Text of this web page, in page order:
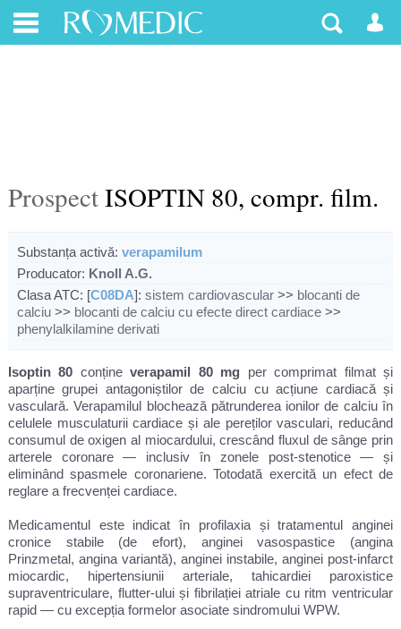
ProspectISOPTIN 80, compr. film.
Substanța activă: verapamilum
Producator: Knoll A.G.
Clasa ATC: [C08DA]: sistem cardiovascular>> blocanti de
calciu>> blocanti de calciu cu efecte direct cardiace>>
phenylalkilamine derivati
Isoptin 80 conțineverapamil 80 mg per comprimat filmat și
aparține grupei antagoniștilor de calciu cu acțiune cardiacă și
vasculară. Verapamilul blochează pătrunderea ionilor de calciu în
celulele musculaturii cardiace și ale pereților vasculari, reducând
consumul de oxigen al miocardului, crescând fluxul de sânge prin
arterele coronare — inclusiv în zonele post-stenotice — și
eliminând spasmele coronariene. Totodată exercită un efect de
reglare a frecvenței cardiace.
Medicamentul este indicat în profilaxia și tratamentul anginei
cronice stabile (de efort), anginei vasospastice (angina
Prinzmetal, angina variantă), anginei instabile, anginei post-infarct
miocardic, hipertensiunii arteriale, tahicardiei paroxistice
supraventriculare, flutter-ului și fibrilației atriale cu ritm ventricular
rapid — cu excepția formelor asociate sindromului WPW.